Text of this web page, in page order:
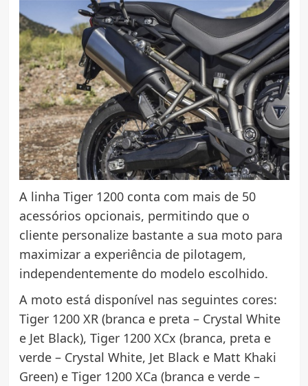
A linha Tiger 1200 conta com mais de 50
acessórios opcionais, permitindo que o
cliente personalize bastante a sua moto para
maximizar a experiência de pilotagem,
independentemente do modelo escolhido.
A moto está disponível nas seguintes cores:
Tiger 1200 XR (branca e preta – Crystal White
e Jet Black), Tiger 1200 XCx (branca, preta e
verde – Crystal White, Jet Black e Matt Khaki
Green) e Tiger 1200 XCa (branca e verde –